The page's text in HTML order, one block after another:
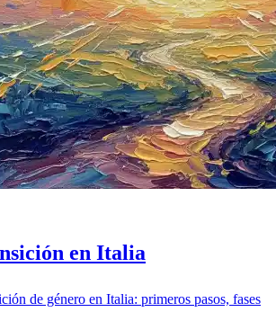
en Italia
de género en Italia: primeros pasos, fases